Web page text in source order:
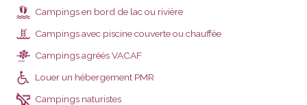
Campings en bord de lac ou rivière
Campings avec piscine couverte ou chauffée
VACAF
Campings agréés VACAF
Louer un hébergement PMR
Campings naturistes